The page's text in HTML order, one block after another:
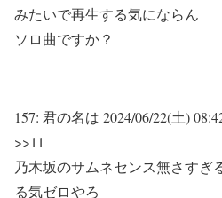
みたいで再生する気にならん
ソロ曲ですか？
157: 君の名は 2024/06/22(土)
>>11
乃木坂のサムネセンス無さすぎ
る気ゼロやろ